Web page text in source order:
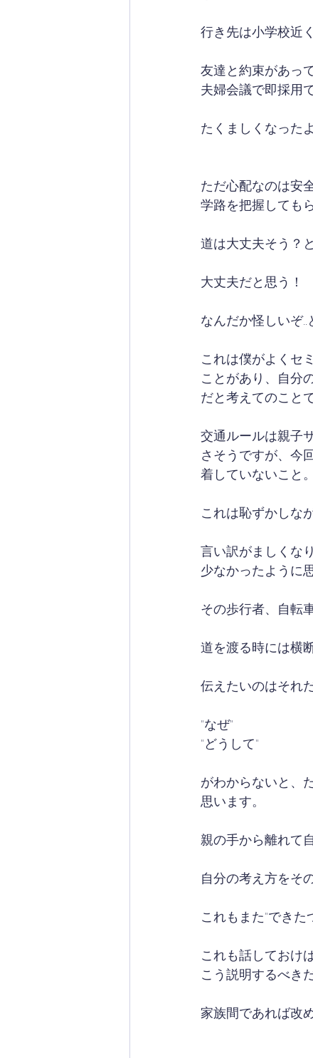
行き先は小学校近
友達と約束があっ
夫婦会議で即採用
たくましくなった
ただ心配なのは安
学路を把握しても
道は大丈夫そう？
大丈夫だと思う！
なんだか怪しいぞ
これは僕がよくセ
ことがあり、自分
だと考えてのこと
交通ルールは親子
さそうですが、今
着していないこと。
これは恥ずかしな
言い訳がましくな
少なかったように
その歩行者、自転
道を渡る時には横
伝えたいのはそれ
"なぜ"
"どうして"
がわからないと、
思います。
親の手から離れて
自分の考え方をそ
これもまた"できた
これも話しておけ
こう説明するべき
家族間であれば改